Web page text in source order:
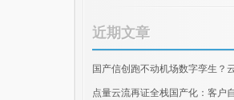
近期文章
国产信创跑不动机场数字孪生？
点量云流再证全栈国产化：客户